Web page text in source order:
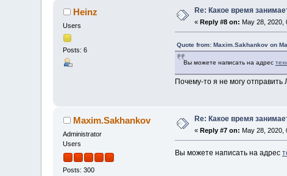
Heinz
Users
Posts: 6
Re: Какое время
«Reply #8 on: May 28, 2020,
Quote from: Maxim.Sakhankov on
Вы можете написать на адрес
Почему-то я не могу
Maxim.Sakhankov
Administrator
Users
Posts: 300
Re: Какое время
« Reply #7 on: May 28, 2020,
Вы можете написать на адрес